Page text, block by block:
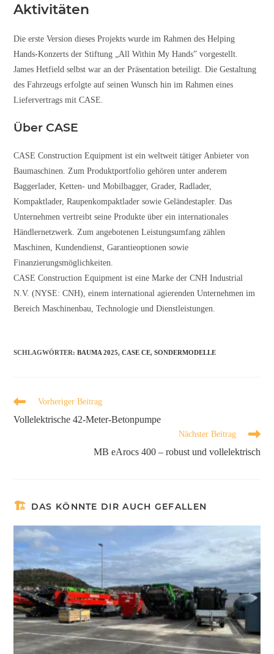
Aktivitäten
Die erste Version dieses Projekts wurde im Rahmen des Helping
Hands-Konzerts der Stiftung „All Within My Hands” vorgestellt.
James Hetfield selbst war an der Präsentation beteiligt. Die Gestaltung
des Fahrzeugs erfolgte auf seinen Wunsch hin im Rahmen eines
Liefervertrags mit CASE.
Über CASE
CASE Construction Equipment ist ein weltweit tätiger Anbieter von
Baumaschinen. Zum Produktportfolio gehören unter anderem
Baggerlader, Ketten- und Mobilbagger, Grader, Radlader,
Kompaktlader, Raupenkompaktlader sowie Geländestapler. Das
Unternehmen vertreibt seine Produkte über ein internationales
Händlernetzwerk. Zum angebotenen Leistungsumfang zählen
Maschinen, Kundendienst, Garantieoptionen sowie
Finanzierungsmöglichkeiten.
CASE Construction Equipment ist eine Marke der CNH Industrial
N.V. (NYSE: CNH), einem international agierenden Unternehmen im
Bereich Maschinenbau, Technologie und Dienstleistungen.
SCHLAGWÖRTER:BAUMA 2025, CASE CE, SONDERMODELLE
Vorheriger Beitrag
Vollelektrische 42-Meter-Betonpumpe
Nächster Beitrag
MB eArocs 400 – robust und vollelektrisch
DAS KÖNNTE DIR AUCH GEFALLEN